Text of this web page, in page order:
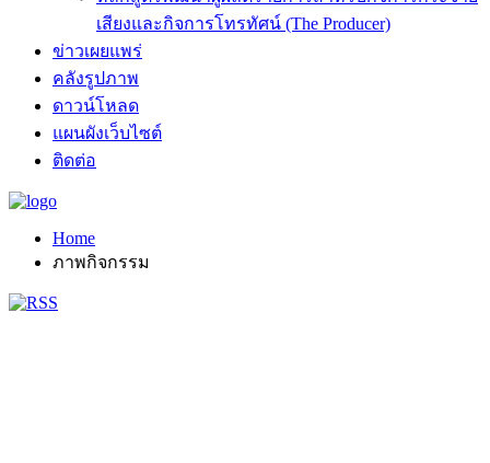
เสียงและกิจการโทรทัศน์ (The Producer)
ข่าวเผยแพร่
คลังรูปภาพ
ดาวน์โหลด
แผนผังเว็บไซต์
ติดต่อ
Home
ภาพกิจกรรม